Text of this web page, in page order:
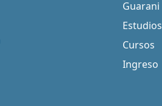
Guarani
Estudios
Cursos
Ingreso